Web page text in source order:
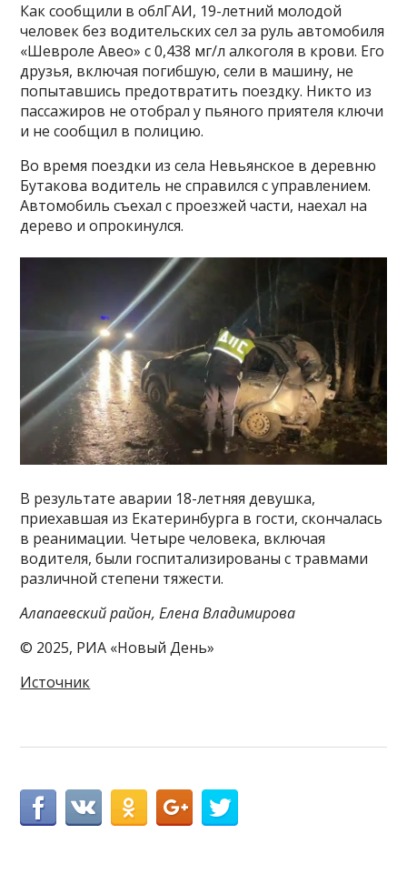
Как сообщили в облГАИ, 19-летний молодой
человек без водительских сел за руль автомобиля
«Шевроле Авео» с 0,438 мг/л алкоголя в крови. Его
друзья, включая погибшую, сели в машину, не
попытавшись предотвратить поездку. Никто из
пассажиров не отобрал у пьяного приятеля ключи
и не сообщил в полицию.
Во время поездки из села Невьянское в деревню
Бутакова водитель не справился с управлением.
Автомобиль съехал с проезжей части, наехал на
дерево и опрокинулся.
В результате аварии 18-летняя девушка,
приехавшая из Екатеринбурга в гости, скончалась
в реанимации. Четыре человека, включая
водителя, были госпитализированы с травмами
различной степени тяжести.
Алапаевский район, Елена Владимирова
© 2025, РИА «Новый День»
Источник